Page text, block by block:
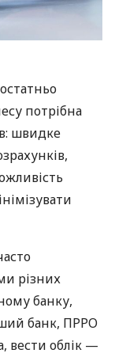
потрібна
швидке
різних
банку,
банк, ПРРО
вести облік —